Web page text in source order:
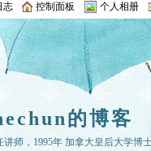
志 控制面板 个人相册
的博客
师，1995年 加拿大皇后大学博